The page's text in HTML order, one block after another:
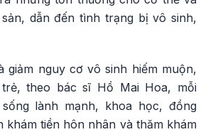
dẫn đến tình trạng bị vô sinh,
giảm nguy cơ vô sinh hiếm muộn,
theo bác sĩ Hồ Mai Hoa, mỗi
lành mạnh, khoa học, đồng
khám tiền hôn nhân và thăm khám